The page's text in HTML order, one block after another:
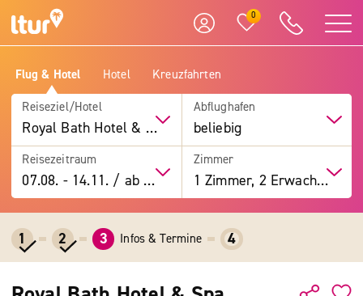
0
Flug & Hotel Hotel Kreuzfahrten
Reiseziel/Hotel
Royal Bath Hotel & Spa Bournemouth
Abflughafen
beliebig
Reisezeitraum
07.08. -14.11. / ab 7 Tage
Zimmer
1 Zimmer, 2 Erwachsene
1 2 3 Infos & Termine 4